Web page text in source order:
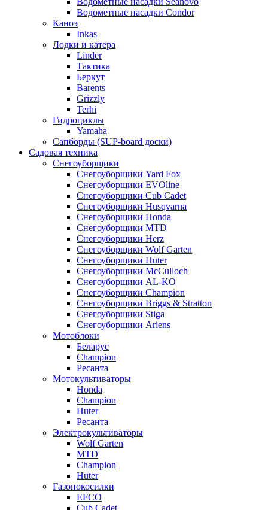
Водометные насадки Condor
Каноэ
Inkas
Лодки и катера
Linder
Тактика
Беркут
Barents
Grizzly
Terhi
Гидроциклы
Yamaha
Сапборды (SUP-board доски)
Садовая техника
Снегоуборщики
Снегоуборщики Yard Fox
Снегоуборщики EVOline
Снегоуборщики Cub Cadet
Снегоуборщики Husqvarna
Снегоуборщики Honda
Снегоуборщики MTD
Снегоуборщики Herz
Снегоуборщики Wolf Garten
Снегоуборщики Huter
Снегоуборщики McCulloch
Снегоуборщики AL-KO
Снегоуборщики Champion
Снегоуборщики Briggs & Stratton
Снегоуборщики Stiga
Снегоуборщики Ariens
Мотоблоки
Беларус
Champion
Ресанта
Мотокультиваторы
Honda
Champion
Huter
Ресанта
Электрокультиваторы
Wolf Garten
MTD
Champion
Huter
Газонокосилки
EFCO
Cub Cadet